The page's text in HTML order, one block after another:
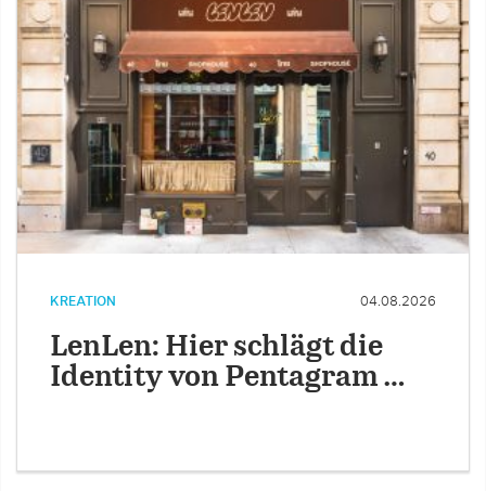
KREATION 04.08.2026
LenLen: Hier schlägt die
Identity von Pentagram …